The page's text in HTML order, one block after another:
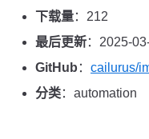
下载量：212
最后更新：2025-
GitHub ： cailurus/
分类：automation